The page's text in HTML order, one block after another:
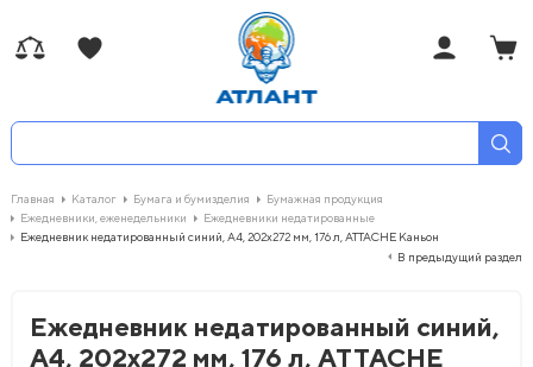
Главная Каталог Бумага и бумизделия
Бумажная продукция
Ежедневники, еженедельники
Ежедневники недатированные
Ежедневник недатированный синий, А4, 202х272 мм, 176 л, АТТАСНЕ Каньон
В предыдущий раздел
Ежедневник недатированный синий,
А4, 202х272 мм, 176 л, АТТАСНЕ